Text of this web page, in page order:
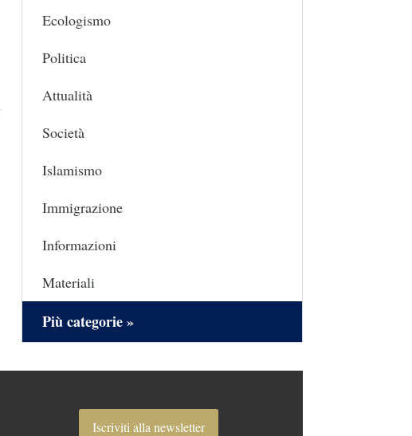
Ecologismo
Politica
Attualità
Società
Islamismo
Immigrazione
Informazioni
Materiali
Più categorie »
Iscriviti alla newsletter